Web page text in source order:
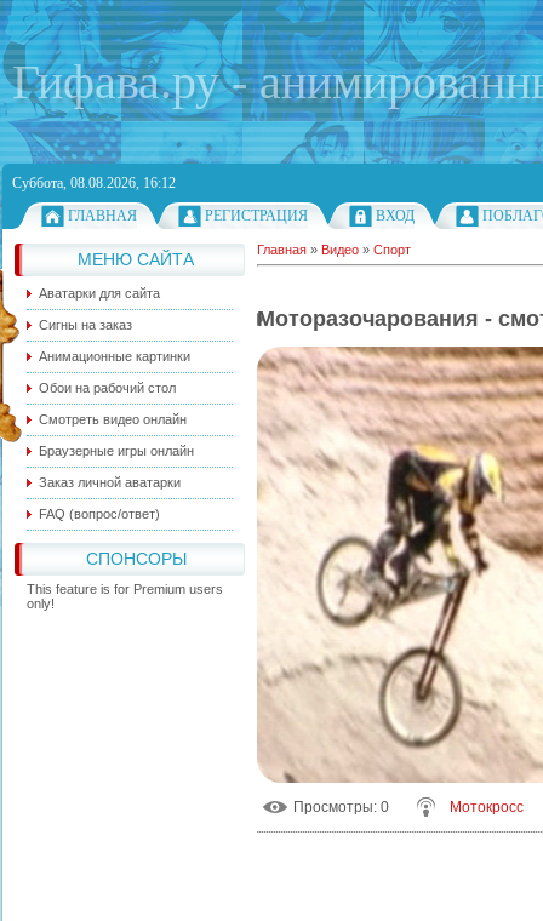
Гифава.ру -
Суббота, 08.08.2026, 16:12
ГЛАВНАЯ
РЕГИСТРАЦИЯ ВХОД
МЕНЮ САЙТА
Аватарки для сайта
Сигны на заказ
Анимационные картинки
Обои на рабочий стол
Смотреть видео онлайн
Браузерные игры онлайн
Заказ личной аватарки
FAQ (вопрос/ответ)
СПОНСОРЫ
This feature is for Premium users
only!
Главная » Видео » Спорт
Моторазочарования -
Просмотры: 0 Мотокросс